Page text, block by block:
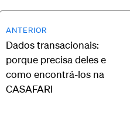
ANTERIOR
Dados transacionais:
porque precisa deles e
como encontrá-los na
CASAFARI